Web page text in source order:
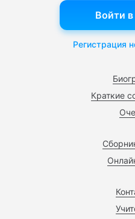
Краткие
Войти
Регистрация